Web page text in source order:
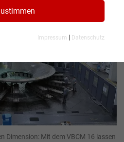
Dimension: Mit dem VBCM 16 lassen
Impressum | Datenschutz